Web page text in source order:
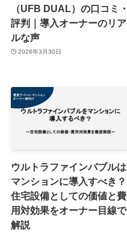
（UFB DUAL）の口コミ・
評判｜導入オーナーのリア
ルな声
2026年3月30日
ウルトラファインバブルは
マンションに導入すべき？
住宅設備としての価値と費
用対効果をオーナー目線で
解説